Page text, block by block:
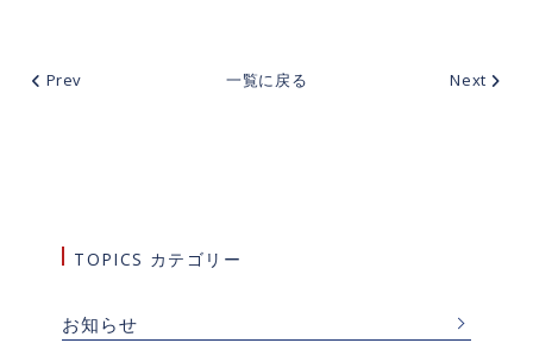
TOPICS カテゴリー
お知らせ
Prev 一覧に戻る Next